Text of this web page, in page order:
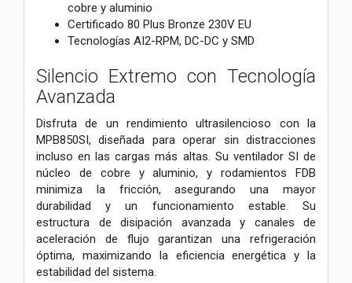
cobre y aluminio
Certificado 80 Plus Bronze 230V EU
Tecnologías AI2-RPM, DC-DC y SMD
Silencio Extremo con Tecnología
Avanzada
Disfruta de un rendimiento ultrasilencioso con la
MPB850SI, diseñada para operar sin distracciones
incluso en las cargas más altas. Su ventilador SI de
núcleo de cobre y aluminio, y rodamientos FDB
minimiza la fricción, asegurando una mayor
durabilidad y un funcionamiento estable. Su
estructura de disipación avanzada y canales de
aceleración de flujo garantizan una refrigeración
óptima, maximizando la eficiencia energética y la
estabilidad del sistema.